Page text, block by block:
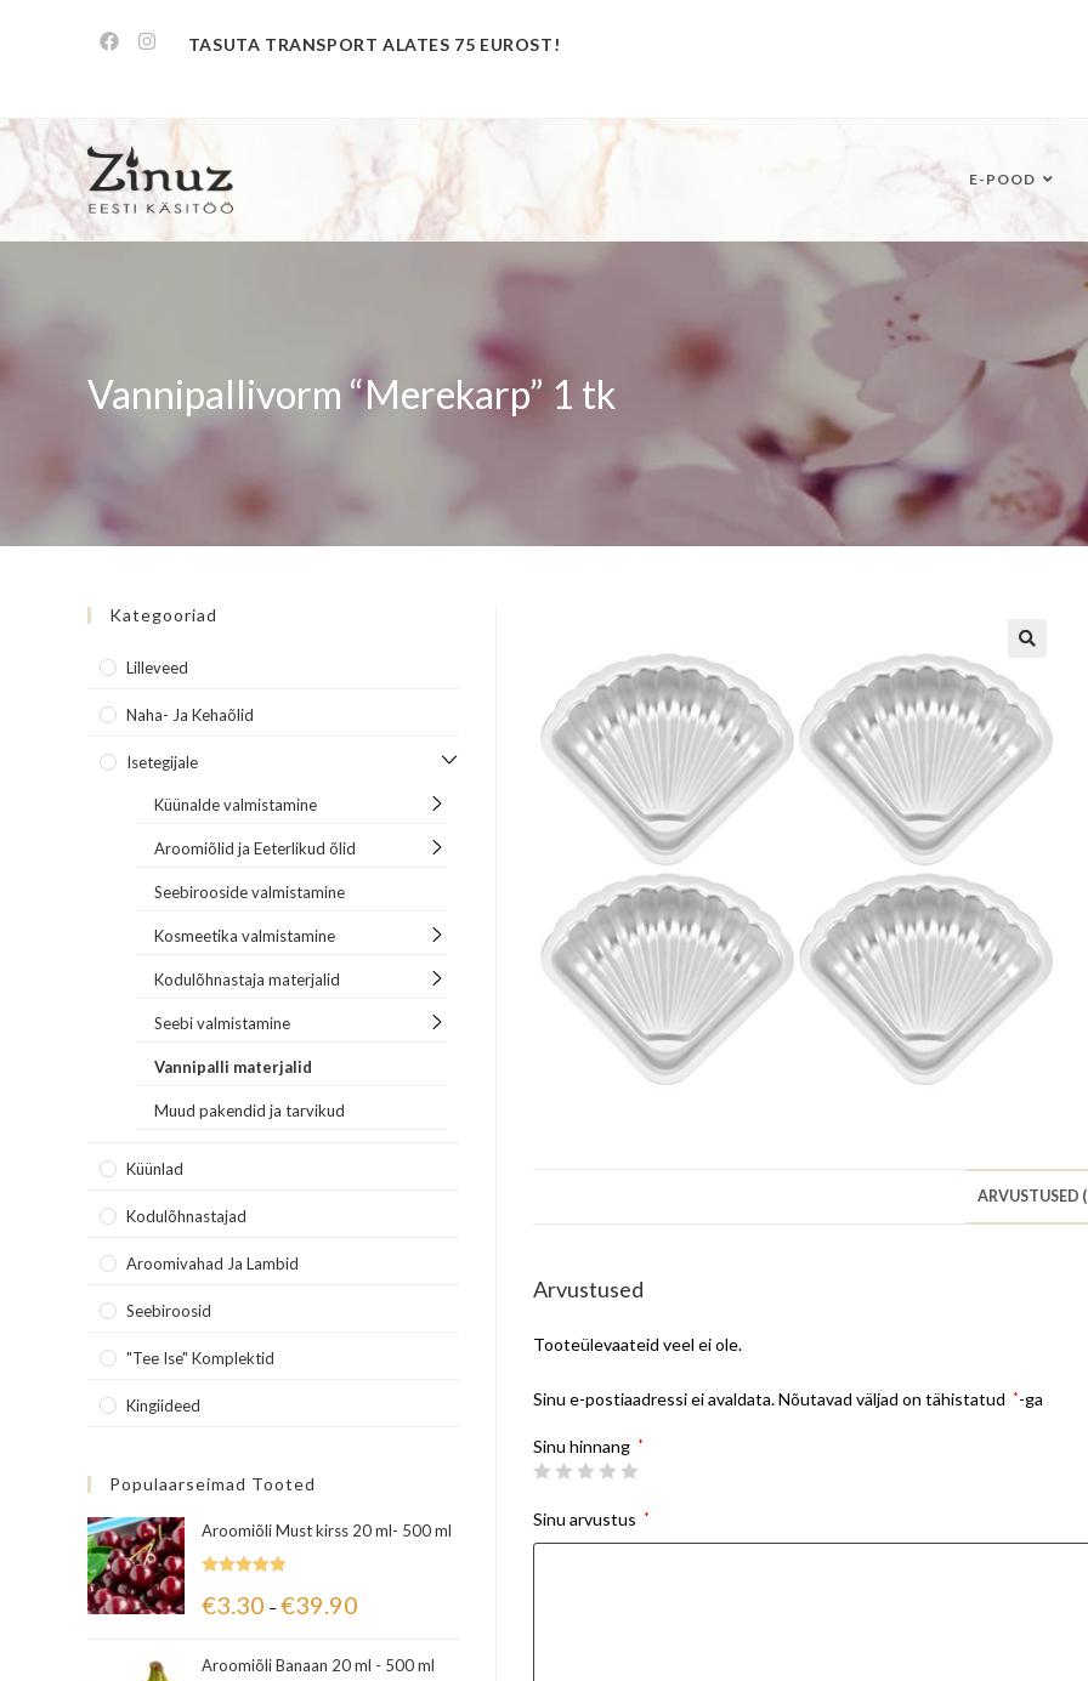
TASUTA TRANSPORT ALATES 75 EUROST!
E-POOD
Vannipallivorm “Merekarp” 1 tk
ARVUSTUSED
Arvustused
Tooteülevaateid veel ei ole.
Sinu e-postiaadressi ei avaldata.Nõutavad väljad on tähistatud *-ga
Sinu hinnang *
Sinu arvustus *
Kategooriad
Lilleveed
Naha- Ja Kehaõlid
Isetegijale
Küünalde valmistamine
Aroomiõlid ja Eeterlikud õlid
Seebirooside valmistamine
Kosmeetika valmistamine
Kodulõhnastaja materjalid
Seebi valmistamine
Vannipalli materjalid
Muud pakendid ja tarvikud
Küünlad
Kodulõhnastajad
Aroomivahad Ja Lambid
Seebiroosid
"Tee Ise" Komplektid
Kingiideed
Populaarseimad Tooted
Aroomiõli Must kirss 20 ml- 500 ml
5.00/ 5
€3.30 –€39.90
Aroomiõli Banaan 20 ml - 500 ml